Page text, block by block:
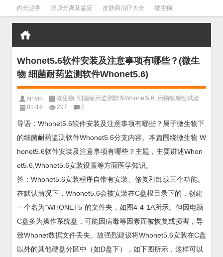
内分泌学 病原分离及鉴定 皮肤病治疗大全 微生物
皮肤病学 男科学 血液病学 心血管 口腔医学 禁戒毒品
Whonet5.6软件安装及注意事项有哪些？(微生
物 细菌耐药监测软件Whonet5.6)
xjnyjc 微生物, 细菌耐药监测软件Whonet5.6, 药物敏感性试验
01-16
297 0
导语：Whonet5.6软件安装及注意事项有哪些？属于微生物下
的细菌耐药监测软件Whonet5.6分支内容。本篇围绕微生物 W
honet5.6软件安装及注意事项有哪些？主题，主要讲述Whon
et5.6,Whonet5.6安装设置等方面医学知识。
答：Whonet5.6安装程序自带有安装、修复和卸载三个功能。
在默认情况下，Whonet5.6会被安装在C盘根目录下的，创建
一个名为“WHONET5”的文件夹，如图4-4-1A所示。但因电脑
C盘多为操作系统盘，可能因病毒等因素而被恢复或损害，导
致Whonet数据文件丢失。故强烈建议将Whonet5.6安装在C盘
以外的其他硬盘分区中（如D盘下），如下图所示，这样可以